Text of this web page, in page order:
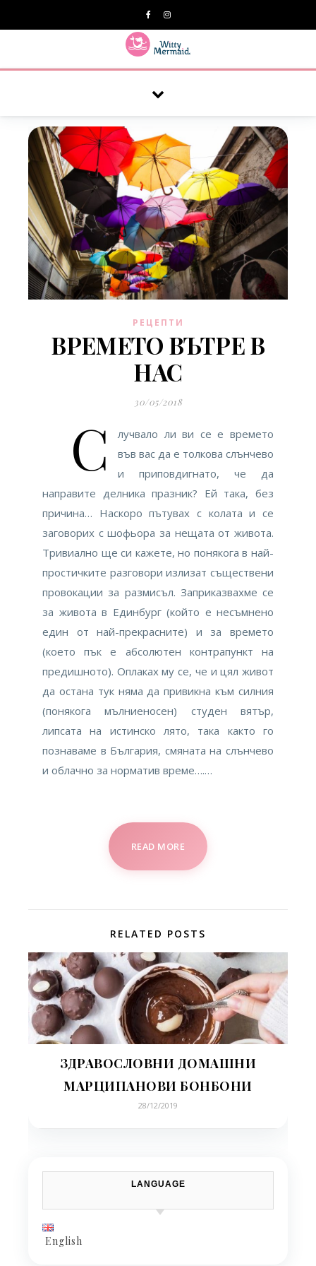
РЕЦЕПТИ
ВРЕМЕТО ВЪТРЕ В
НАС
30/05/2018
С
лучвало ли ви се е времето
във вас да е толкова слънчево
и приповдигнато, че да
направите делника празник? Ей така, без
причина… Наскоро пътувах с колата и се
заговорих с шофьора за нещата от живота.
Тривиално ще си кажете, но понякога в най-
простичките разговори излизат съществени
провокации за размисъл. Заприказвахме се
за живота в Единбург (който е несъмнено
един от най-прекрасните) и за времето
(което пък е абсолютен контрапункт на
предишното). Оплаках му се, че и цял живот
да остана тук няма да привикна към силния
(понякога мълниеносен) студен вятър,
липсата на истинско лято, така както го
познаваме в България, смяната на слънчево
и облачно за норматив време….…
READ MORE
RELATED POSTS
ЗДРАВОСЛОВНИ ДОМАШНИ
МАРЦИПАНОВИ БОНБОНИ
28/12/2019
LANGUAGE
English